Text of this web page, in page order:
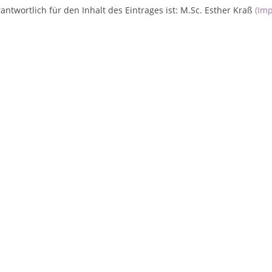
für den Inhalt des Eintrages ist: M.Sc. Esther Kraß